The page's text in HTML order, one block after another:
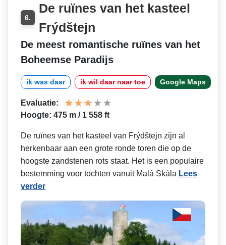
6.
De ruïnes van het kasteel
Frýdštejn
De meest romantische ruïnes van het
Boheemse Paradijs
ik was daar ik wil daar naar toe Google Maps
Evaluatie:
Hoogte: 475 m / 1 558 ft
De ruïnes van het kasteel van Frýdštejn zijn al
herkenbaar aan een grote ronde toren die op de
hoogste zandstenen rots staat. Het is een populaire
bestemming voor tochten vanuit Malá Skála Lees
verder